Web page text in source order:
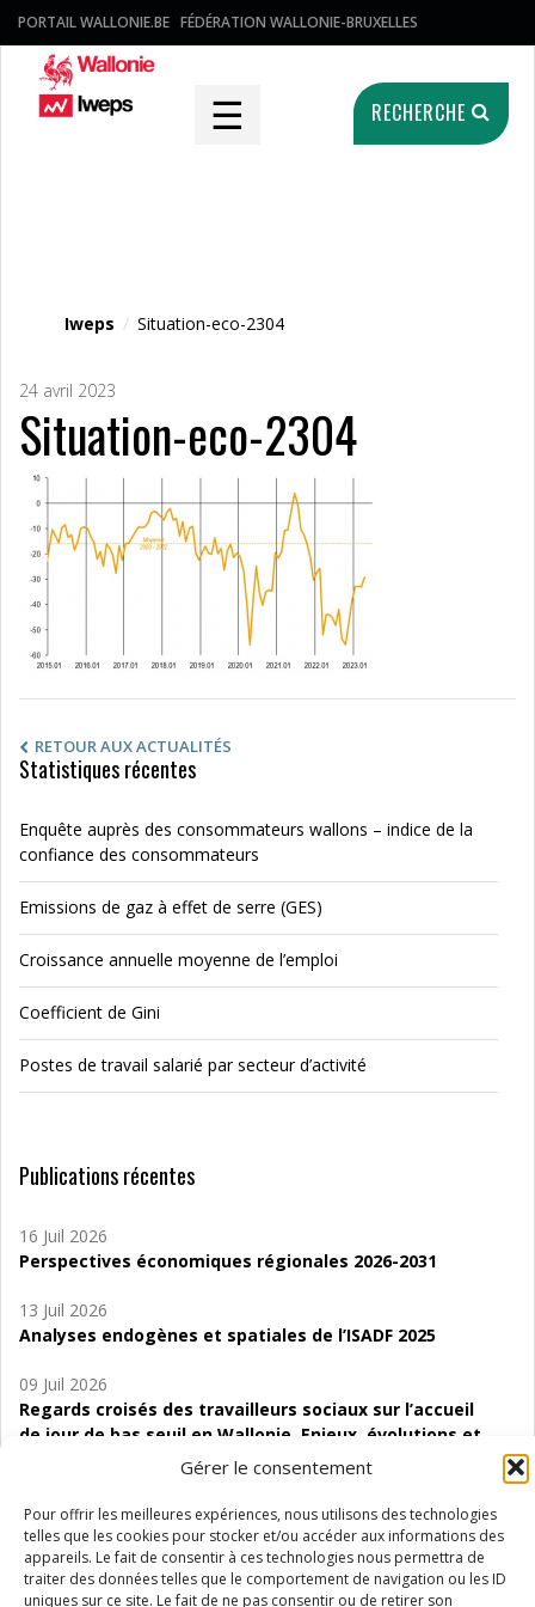
Gérer le consentement
Pour offrir les meilleures expériences, nous utilisons des technologies
telles que les cookies pour stocker et/ou accéder aux informations des
appareils. Le fait de consentir à ces technologies nous permettra de
traiter des données telles que le comportement de navigation ou les ID
uniques sur ce site. Le fait de ne pas consentir ou de retirer son
PORTAIL WALLONIE.BE FÉDÉRATION WALLONIE-BRUXELLES
☰ RECHERCHE
Iweps / Situation-eco-2304
24 avril 2023
Situation-eco-2304
RETOUR AUX ACTUALITÉS
Statistiques récentes
Enquête auprès des consommateurs wallons – indice de la
confiance des consommateurs
Emissions de gaz à effet de serre (GES)
Croissance annuelle moyenne de l’emploi
Coefficient de Gini
Postes de travail salarié par secteur d’activité
Publications récentes
16 Juil 2026
Perspectives économiques régionales 2026-2031
13 Juil 2026
Analyses endogènes et spatiales de l’ISADF 2025
09 Juil 2026
Regards croisés des travailleurs sociaux sur l’accueil
de jour de bas seuil en Wallonie. Enjeux, évolutions et
06 Juil 2026
Étude d’évaluabilité des Structures
d’accompagnement à l’autocréation d’emploi (SAACE)